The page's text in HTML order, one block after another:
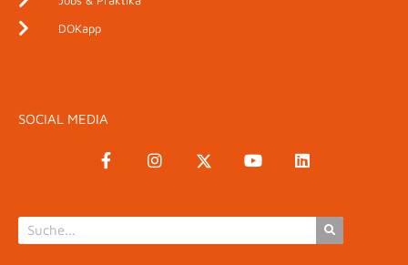
DOKapp
SOCIAL MEDIA